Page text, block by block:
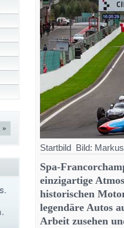
Startbild Bild:
Spa-
einzigartige
historischen
legendäre Autos
Arbeit zusehen
»